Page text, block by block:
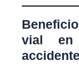
vial en